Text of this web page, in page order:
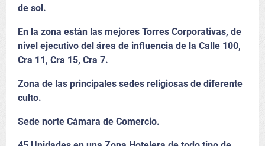
de sol.
En la zona están las mejores Torres Corporativas, de
nivel ejecutivo del área de influencia de la Calle 100,
Cra 11, Cra 15, Cra 7.
Zona de las principales sedes religiosas de diferente
culto.
Sede norte Cámara de Comercio.